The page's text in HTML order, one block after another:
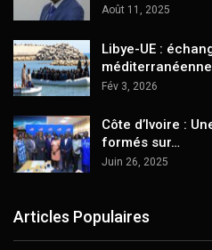
Août 11, 2025
Libye-UE :
méditerranéenne
Fév 3, 2026
Côte d’Ivoire :
formés sur…
Juin 26, 2025
Articles Populaires